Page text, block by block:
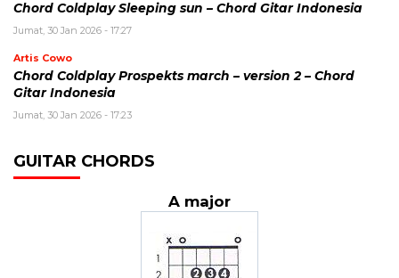
Chord Coldplay Sleeping sun – Chord Gitar Indonesia
Jumat, 30 Jan 2026 - 17:27
Artis Cowo
Chord Coldplay Prospekts march – version 2 – Chord
Gitar Indonesia
Jumat, 30 Jan 2026 - 17:23
GUITAR CHORDS
A major